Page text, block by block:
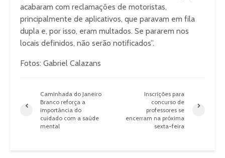
acabaram com reclamações de motoristas,
principalmente de aplicativos, que paravam em fila
dupla e, por isso, eram multados. Se pararem nos
locais definidos, não serão notificados”.
Fotos: Gabriel Calazans
Caminhada do Janeiro
Branco reforça a
importância do
cuidado com a saúde
mental
Inscrições para
concurso de
professores se
encerram na próxima
sexta-feira